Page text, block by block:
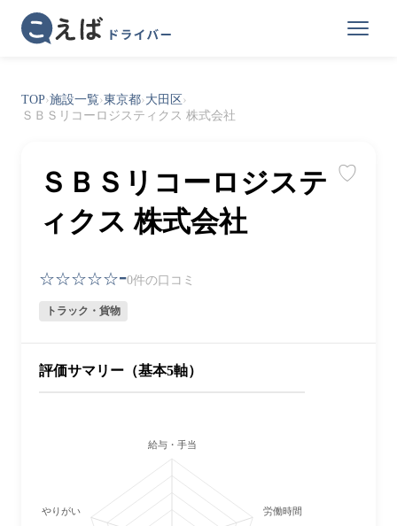
TOP›施設一覧›東京都›大田区 ›
ＳＢＳリコーロジスティクス 株式会社
ＳＢＳリコーロジステ
ィクス 株式会社
♡
☆☆☆☆☆-0件の口コミ
トラック・貨物
評価サマリー（基本5軸）
給与・手当
労働時間・休日
やりがい